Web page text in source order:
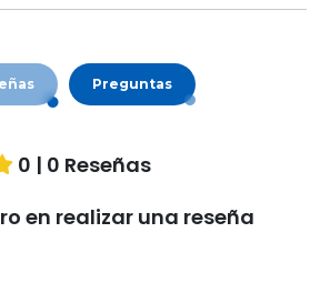
Preguntas
0 | 0 Reseñas
en realizar una reseña